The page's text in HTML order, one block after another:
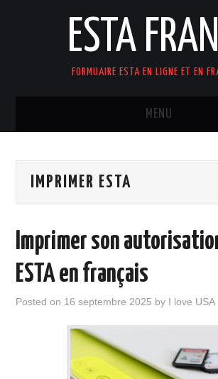
ESTA
FORMUAIRE ESTA EN LIGNE ET EN
MENU
IMPRIMER ESTA
Imprimer son
ESTA en français
Posted on 16 septembre 2025 by I love USA